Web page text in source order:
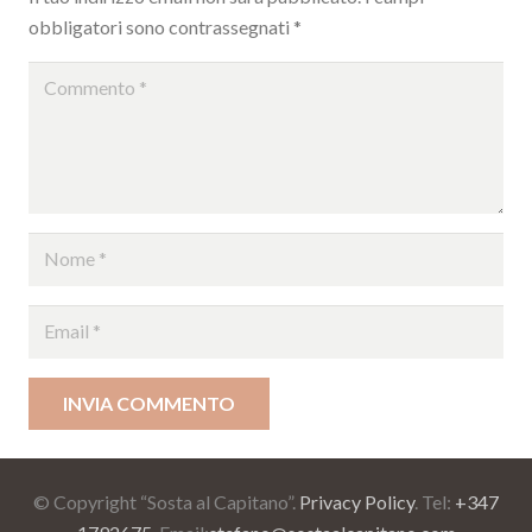
obbligatori sono contrassegnati *
INVIA COMMENTO
© Copyright “Sosta al Capitano”. Privacy Policy. Tel: +347